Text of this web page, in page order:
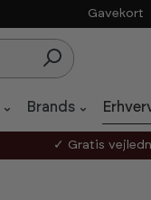
Gavekort
Brands
✓ Gratis